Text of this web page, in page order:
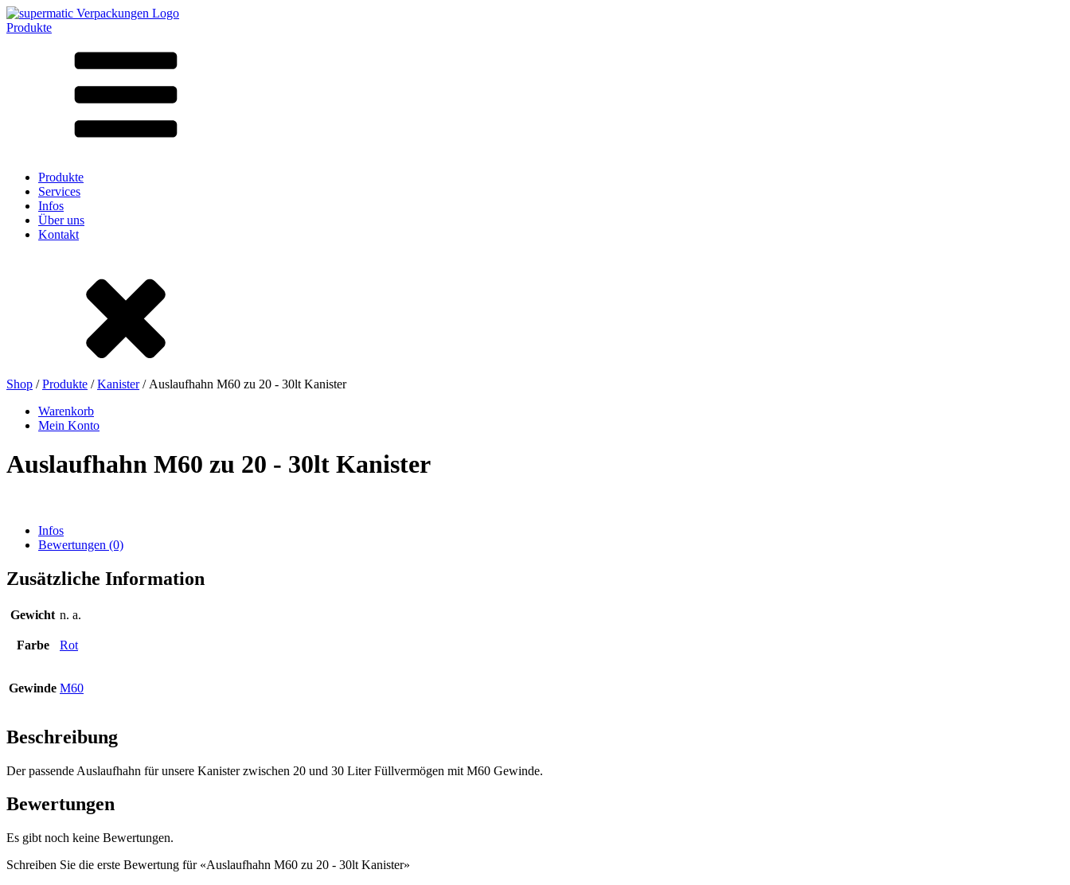
Produkte
Nach Material
LD-PE
Steinzeug
Beutel und Bag-in-Box
Bierflaschen
Dispenser und Pumpen
Dosen
Feinzerstäuber
Flaschen(519)
Hotfill Flaschen
Produkte
Services
Infos
Über uns
Kontakt
Shop /Produkte /Kanister/ Auslaufhahn M60 zu 20 - 30lt Kanister
Warenkorb
Mein Konto
Auslaufhahn M60 zu 20 - 30lt Kanister
Infos
Bewertungen (0)
Zusätzliche Information
Gewicht n. a.
Farbe Rot
Gewinde M60
Beschreibung
Der passende Auslaufhahn für unsere Kanister zwischen 20 und 30 Liter Füllvermögen mit M60 Gewinde.
Bewertungen
Es gibt noch keine Bewertungen.
Schreiben Sie die erste Bewertung für «Auslaufhahn M60 zu 20 - 30lt Kanister»